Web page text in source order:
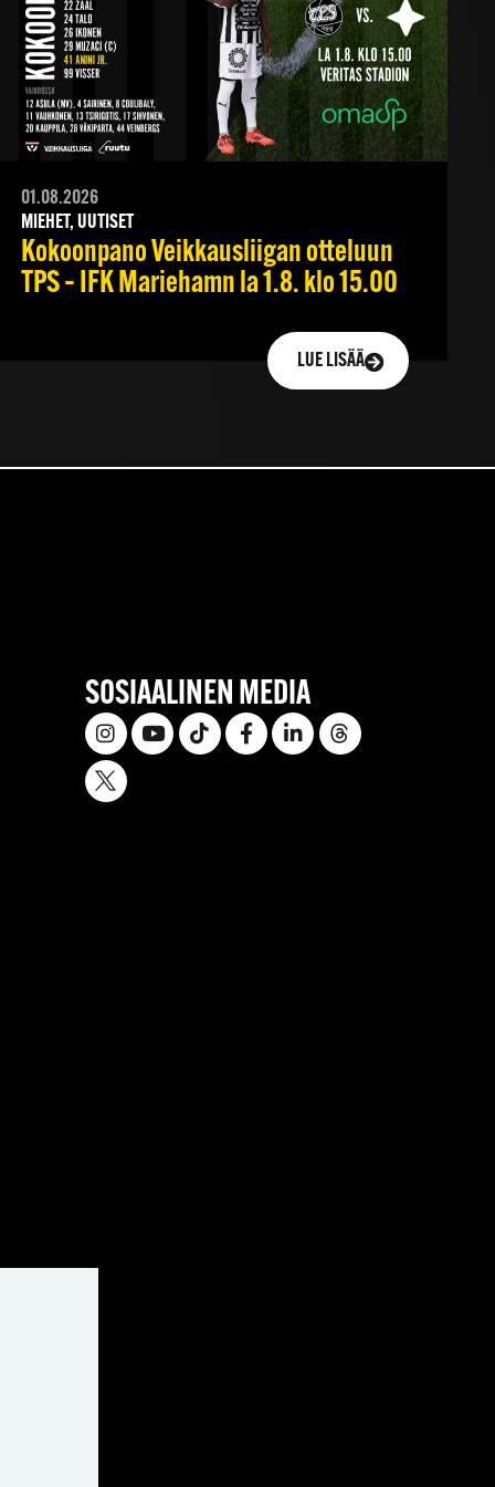
01.08.2026
MIEHET, UUTISET
Kokoonpano Veikkausliigan otteluun
TPS – IFK Mariehamn la 1.8. klo 15.00
LUE LISÄÄ
SOSIAALINEN MEDIA